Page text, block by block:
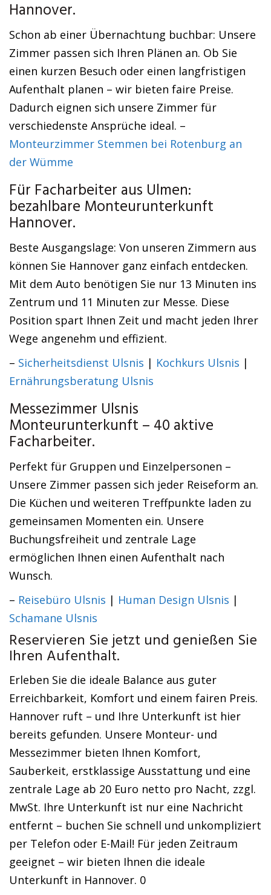
Hannover.
Schon ab einer Übernachtung buchbar: Unsere
Zimmer passen sich Ihren Plänen an. Ob Sie
einen kurzen Besuch oder einen langfristigen
Aufenthalt planen – wir bieten faire Preise.
Dadurch eignen sich unsere Zimmer für
verschiedenste Ansprüche ideal. –
Monteurzimmer Stemmen bei Rotenburg an
der Wümme
Für Facharbeiter aus Ulmen:
bezahlbare Monteurunterkunft
Hannover.
Beste Ausgangslage: Von unseren Zimmern aus
können Sie Hannover ganz einfach entdecken.
Mit dem Auto benötigen Sie nur 13 Minuten ins
Zentrum und 11 Minuten zur Messe. Diese
Position spart Ihnen Zeit und macht jeden Ihrer
Wege angenehm und effizient.
– Sicherheitsdienst Ulsnis | Kochkurs Ulsnis |
Ernährungsberatung Ulsnis
Messezimmer Ulsnis
Monteurunterkunft – 40 aktive
Facharbeiter.
Perfekt für Gruppen und Einzelpersonen –
Unsere Zimmer passen sich jeder Reiseform an.
Die Küchen und weiteren Treffpunkte laden zu
gemeinsamen Momenten ein. Unsere
Buchungsfreiheit und zentrale Lage
ermöglichen Ihnen einen Aufenthalt nach
Wunsch.
– Reisebüro Ulsnis | Human Design Ulsnis |
Schamane Ulsnis
Reservieren Sie jetzt und genießen Sie
Ihren Aufenthalt.
Erleben Sie die ideale Balance aus guter
Erreichbarkeit, Komfort und einem fairen Preis.
Hannover ruft – und Ihre Unterkunft ist hier
bereits gefunden. Unsere Monteur- und
Messezimmer bieten Ihnen Komfort,
Sauberkeit, erstklassige Ausstattung und eine
zentrale Lage ab 20 Euro netto pro Nacht, zzgl.
MwSt. Ihre Unterkunft ist nur eine Nachricht
entfernt – buchen Sie schnell und unkompliziert
per Telefon oder E-Mail! Für jeden Zeitraum
geeignet – wir bieten Ihnen die ideale
Unterkunft in Hannover. 0